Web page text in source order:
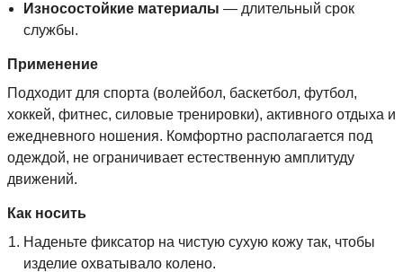
Износостойкие материалы — длительный срок
службы.
Применение
Подходит для спорта (волейбол, баскетбол, футбол,
хоккей, фитнес, силовые тренировки), активного отдыха и
ежедневного ношения. Комфортно располагается под
одеждой, не ограничивает естественную амплитуду
движений.
Как носить
Наденьте фиксатор на чистую сухую кожу так, чтобы
изделие охватывало колено.